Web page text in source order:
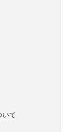
いて